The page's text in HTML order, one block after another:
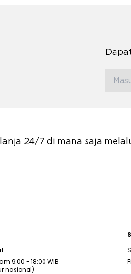
24/7 di mana saja
9:00 - 18:00 WIB
nasional)